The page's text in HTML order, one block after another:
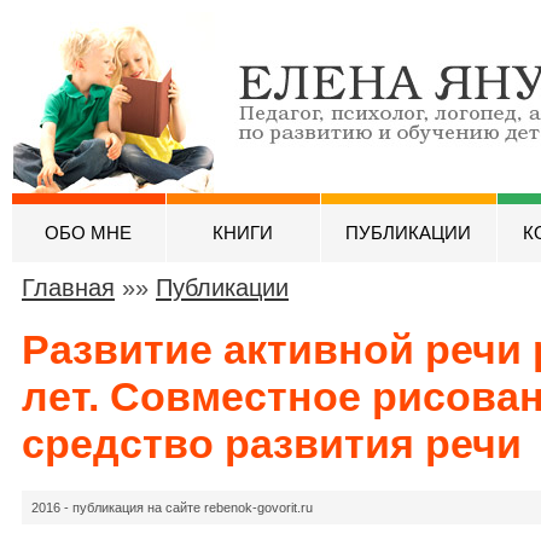
ОБО МНЕ КНИГИ ПУБЛИКАЦИИ
Главная »» Публикации
Развитие активной речи
лет. Совместное
средство развития речи
2016 - публикация на сайте rebenok-govorit.ru